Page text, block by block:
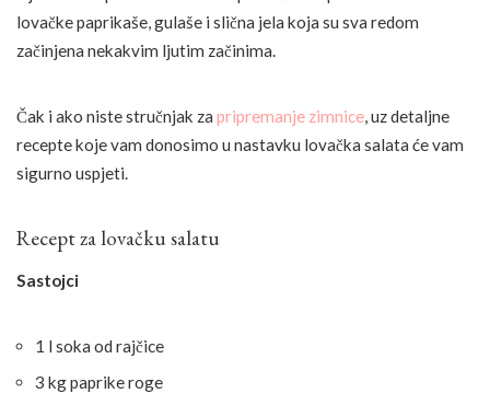
lovačke paprikaše, gulaše i slična jela koja su sva redom
začinjena nekakvim ljutim začinima.
Čak i ako niste stručnjak za pripremanje zimnice, uz detaljne
recepte koje vam donosimo u nastavku lovačka salata će vam
sigurno uspjeti.
Recept za lovačku salatu
Sastojci
1 l soka od rajčice
3 kg paprike roge